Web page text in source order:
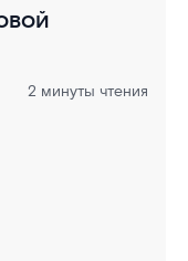
2 минуты чтения